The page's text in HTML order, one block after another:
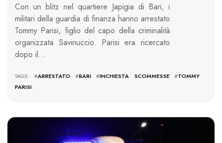
Con un blitz nel quartiere Japigia di Bari, i
militari della guardia di finanza hanno arrestato
Tommy Parisi, figlio del capo della criminalità
organizzata Savinuccio. Parisi era ricercato
dopo il…
TAGS: #ARRESTATO #BARI #INCHIESTA SCOMMESSE #TOMMY
PARISI
1440 VIEWS